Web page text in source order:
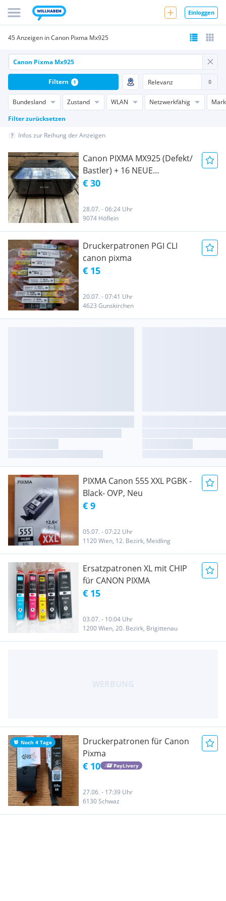
Einloggen
45 Anzeigen in Canon Pixma Mx925
Bundesland Zustand WLAN Netzwerkfähig
Filter zurücksetzen
Filtern 1
Infos zur Reihung der Anzeigen
Canon PIXMA MX925 (Defekt/
Bastler) + 16 NEUE
Ersatzpatronen
€ 30
28.07. - 06:24 Uhr
9074 Höflein
Druckerpatronen PGI CLI
canon pixma
€ 15
20.07. - 07:41 Uhr
4623 Gunskirchen
PIXMA Canon 555 XXL PGBK -
Black- OVP, Neu
€ 9
05.07. - 07:22 Uhr
1120 Wien, 12. Bezirk, Meidling
Ersatzpatronen XL mit CHIP
für CANON PIXMA
€ 15
03.07. - 10:04 Uhr
1200 Wien, 20. Bezirk, Brigittenau
Noch 4 Tage
Druckerpatronen für Canon
Pixma
€ 10 PayLivery
27.06. - 17:39 Uhr
6130 Schwaz